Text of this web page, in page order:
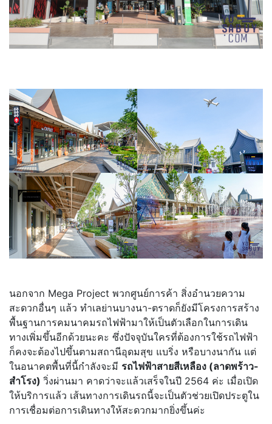
นอกจาก Mega Project พวกศูนย์การค้า สิ่งอำนวยความ
สะดวกอื่นๆ แล้ว ทำเลย่านบางนา-ตราดก็ยังมีโครงการสร้าง
พื้นฐานการคมนาคมรถไฟฟ้ามาให้เป็นตัวเลือกในการเดิน
ทางเพิ่มขึ้นอีกด้วยนะคะ ซึ่งปัจจุบันใครที่ต้องการใช้รถไฟฟ้า
ก็คงจะต้องไปขึ้นตามสถานีอุดมสุข แบริ่ง หรือบางนากัน แต่
ในอนาคตพื้นที่นี้กำลังจะมี รถไฟฟ้าสายสีเหลือง (ลาดพร้าว-
สำโรง) วิ่งผ่านมา คาดว่าจะแล้วเสร็จในปี 2564 ค่ะ เมื่อเปิด
ให้บริการแล้ว เส้นทางการเดินรถนี้จะเป็นตัวช่วยเปิดประตูใน
การเชื่อมต่อการเดินทางให้สะดวกมากยิ่งขึ้นค่ะ